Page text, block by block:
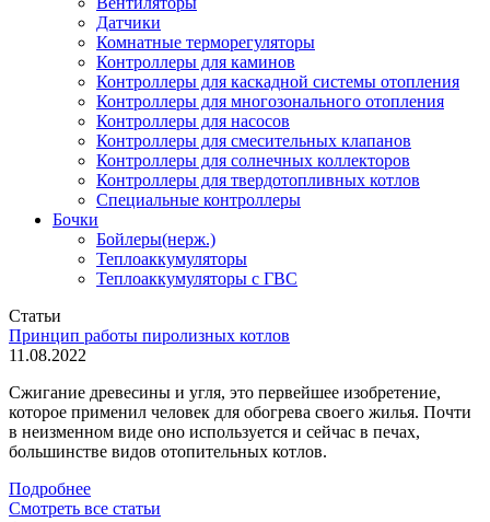
Датчики
Комнатные терморегуляторы
Контроллеры для каминов
Контроллеры для каскадной системы отопления
Контроллеры для многозонального отопления
Контроллеры для насосов
Контроллеры для смесительных клапанов
Контроллеры для солнечных коллекторов
Контроллеры для твердотопливных котлов
Специальные контроллеры
Бочки
Бойлеры(нерж.)
Теплоаккумуляторы
Теплоаккумуляторы с ГВС
Статьи
Принцип работы пиролизных котлов
11.08.2022
Сжигание древесины и угля, это первейшее изобретение,
которое применил человек для обогрева своего жилья. Почти
в неизменном виде оно используется и сейчас в печах,
большинстве видов отопительных котлов.
Подробнее
Смотреть все статьи